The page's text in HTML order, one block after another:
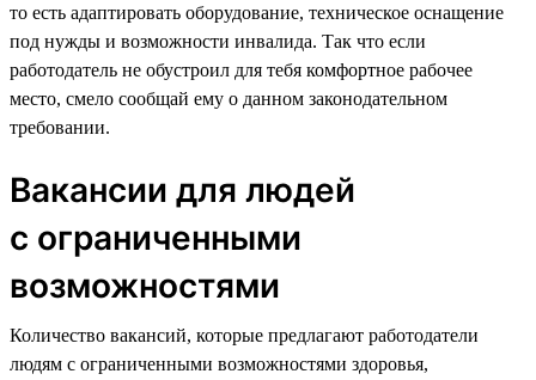
то есть адаптировать оборудование, техническое оснащение
под нужды и возможности инвалида. Так что если
работодатель не обустроил для тебя комфортное рабочее
место, смело сообщай ему о данном законодательном
требовании.
Вакансии для людей
с ограниченными
возможностями
Количество вакансий, которые предлагают работодатели
людям с ограниченными возможностями здоровья,